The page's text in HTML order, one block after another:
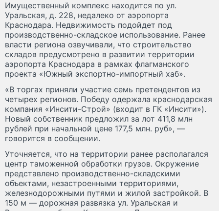
Имущественный комплекс находится по ул.
Уральская, д. 228, недалеко от аэропорта
Краснодара. Недвижимость подойдет под
производственно-складское использование. Ранее
власти региона озвучивали, что строительство
складов предусмотрено в развитии территории
аэропорта Краснодара в рамках флагманского
проекта «Южный экспортно-импортный хаб».
«В торгах приняли участие семь претендентов из
четырех регионов. Победу одержала краснодарская
компания «Инсити-Строй» (входит в ГК «Инсити»).
Новый собственник предложил за лот 411,8 млн
рублей при начальной цене 177,5 млн. руб», —
говорится в сообщении.
Уточняется, что на территории ранее располагался
центр таможенной обработки грузов. Окружение
представлено производственно-складскими
объектами, незастроенными территориями,
железнодорожными путями и жилой застройкой. В
150 м — дорожная развязка ул. Уральская и